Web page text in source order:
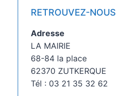
RETROUVEZ-NOUS
Adresse
LA MAIRIE
68-84 la place
62370 ZUTKERQUE
Tél : 03 21 35 32 62